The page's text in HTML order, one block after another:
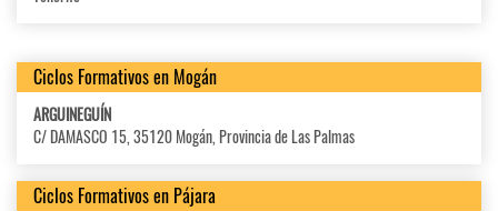
Ciclos Formativos en Mogán
ARGUINEGUÍN
C/ DAMASCO 15, 35120 Mogán, Provincia de Las Palmas
Ciclos Formativos en Pájara